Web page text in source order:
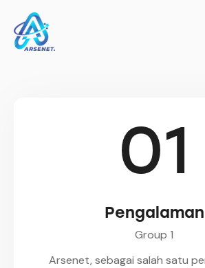
01
Pengalaman
Group 1
Arsenet, sebagai salah satu